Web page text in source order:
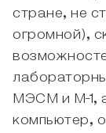
стране, не
огромной),
МЭСМ и М-1,
компьютер,